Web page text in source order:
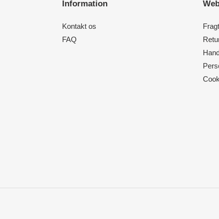
Information
Kontakt os
FAQ